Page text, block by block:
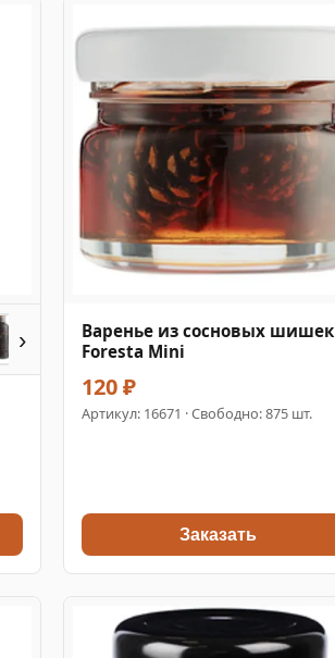
›
Варенье из сосновых шишек
Foresta Mini
120 ₽
Артикул: 16671 · Свободно: 875 шт.
Заказать